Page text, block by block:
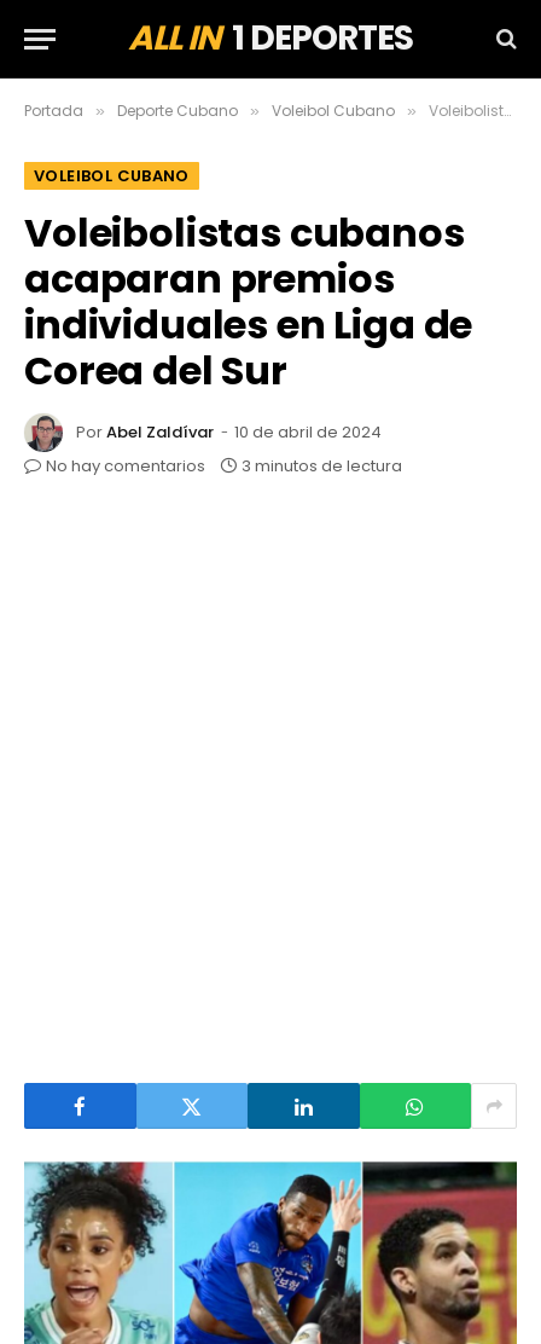
ALL IN1 DEPORTES
Portada » Deporte Cubano » Voleibol Cubano » Voleibolistas cubanos acaparan premios individuales en Liga de Corea del Sur
VOLEIBOL CUBANO
Voleibolistas cubanos
acaparan premios
individuales en Liga de
Corea del Sur
PorAbel Zaldívar
10 de abril de 2024
No hay comentarios
3 minutos de lectura